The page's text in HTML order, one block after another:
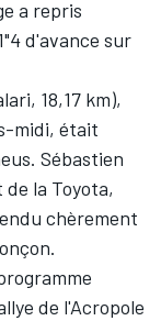
a repris
d'avance sur
18,17 km),
midi, était
Sébastien
la Toyota,
chèrement
de l'Acropole